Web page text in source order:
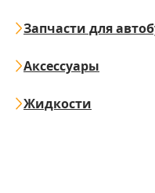
Запчасти для
Аксессуары
Жидкости